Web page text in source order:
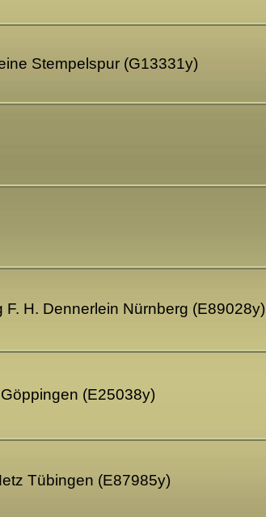
Stempelspur (G13331y)
H. Dennerlein Nürnberg (E89028y)
(E25038y)
Tübingen (E87985y)